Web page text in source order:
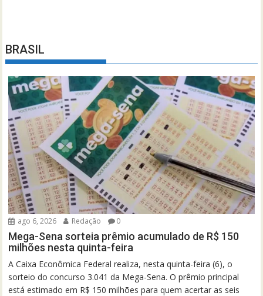
BRASIL
ago 6, 2026 Redação 0
Mega-Sena sorteia prêmio acumulado de R$ 150
milhões nesta quinta-feira
A Caixa Econômica Federal realiza, nesta quinta-feira (6), o
sorteio do concurso 3.041 da Mega-Sena. O prêmio principal
está estimado em R$ 150 milhões para quem acertar as seis